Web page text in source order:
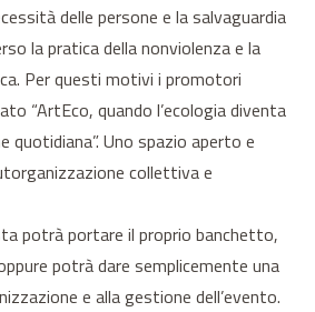
delle persone e la salvaguardia
la pratica della nonviolenza e la
Per questi motivi i promotori
“ArtEco, quando l’ecologia diventa
quotidiana”. Uno spazio aperto e
collettiva e
potrà portare il proprio banchetto,
potrà dare semplicemente una
e alla gestione dell’evento.